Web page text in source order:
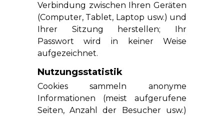
Verbindung zwischen Ihren Geräten
(Computer, Tablet, Laptop usw.) und
Ihrer Sitzung herstellen; Ihr
Passwort wird in keiner Weise
aufgezeichnet.
Nutzungsstatistik
Cookies sammeln anonyme
Informationen (meist aufgerufene
Seiten, Anzahl der Besucher usw.)